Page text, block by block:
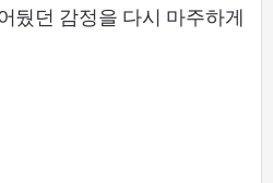
뒀던 감정을 다시 마주하게